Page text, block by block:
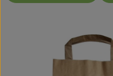
Saisonthemen